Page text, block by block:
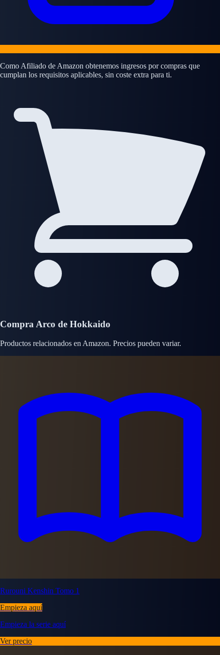
Como Afiliado de Amazon obtenemos ingresos por compras que
cumplan los requisitos aplicables, sin coste extra para ti.
Compra Arco de Hokkaido
Productos relacionados en Amazon. Precios pueden variar.
Rurouni Kenshin Tomo 1
Empieza aquí
Empieza la serie aquí
Ver precio